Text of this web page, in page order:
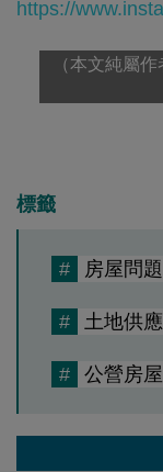
https://
（本文純屬
標籤
# 房屋問題
# 土地供應
# 公營房屋